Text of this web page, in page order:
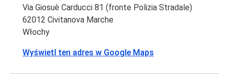
Via Giosuè Carducci 81 (fronte Polizia Stradale)
62012 Civitanova Marche
Włochy
Wyświetl ten adres w Google Maps